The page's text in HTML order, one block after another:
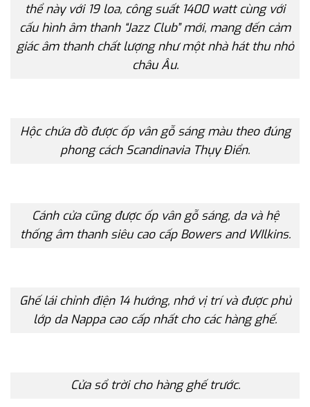
thể này với 19 loa, công suất 1400 watt cùng với
cấu hình âm thanh “Jazz Club” mới, mang đến cảm
giác âm thanh chất lượng như một nhà hát thu nhỏ
châu Âu.
Hộc chứa đồ được ốp vân gỗ sáng màu theo đúng
phong cách Scandinavia Thụy Điển.
Cánh cửa cũng được ốp vân gỗ sáng, da và hệ
thống âm thanh siêu cao cấp Bowers and WIlkins.
Ghế lái chỉnh điện 14 hướng, nhớ vị trí và được phủ
lớp da Nappa cao cấp nhất cho các hàng ghế.
Cửa sổ trời cho hàng ghế trước.